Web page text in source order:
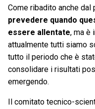
Come ribadito anche dal
prevedere quando
essere allentate, ma è
attualmente tutti siamo
tutto il periodo che è
consolidare i risultati
emergendo.
Il comitato tecnico-